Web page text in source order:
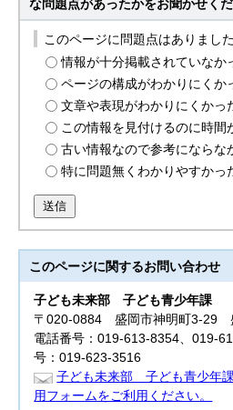
な問題点があったかをお聞かせくだ
このページに問題点はありまし
情報が十分掲載されていなか
ページの構成がわかりにくか
文章や表現がわかりにくかっ
この情報を見付けるのに時間
古い情報なので参考にならな
特に問題無くわかりやすかっ
送信
このページに関するお問い合わせ
子ども未来部子ども青少年課
〒020-0884 盛岡市神明町3-29
電話番号：019-613-8354、019-
号：019-623-3516
子ども未来部 子ども青少年
用フォームをご利用ください。